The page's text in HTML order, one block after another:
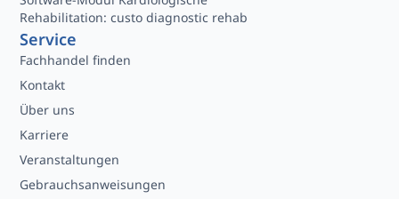
Rehabilitation: custo diagnostic rehab
Service
Fachhandel finden
Kontakt
Über uns
Karriere
Veranstaltungen
Gebrauchsanweisungen